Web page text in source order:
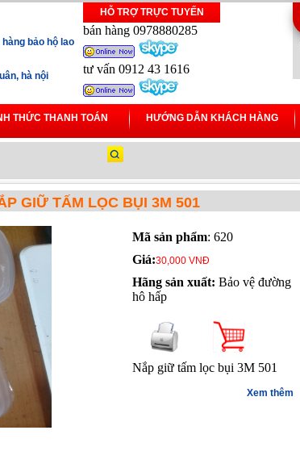
bảo hộ lao
hà nội
HỖ TRỢ TRỰC TUYẾN
bán hàng 0978880285
tư vấn 0912 43 1616
THỨC THANH TOÁN HƯỚNG DẪN KHÁCH HÀNG
GIỮ TẤM LỌC BỤI 3M 501
Mã sản phẩm: 620
Giá:30,000 VNĐ
Hãng sản xuất: Bảo vệ đường
hô hấp
Nắp giữ tấm lọc bụi 3M 501
Xem thêm